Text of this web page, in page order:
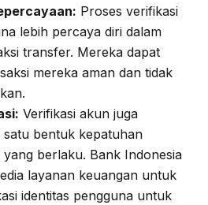
Proses verifikasi
lebih percaya diri dalam
transfer. Mereka dapat
mereka aman dan tidak
Verifikasi akun juga
bentuk kepatuhan
berlaku. Bank Indonesia
layanan keuangan untuk
identitas pengguna untuk